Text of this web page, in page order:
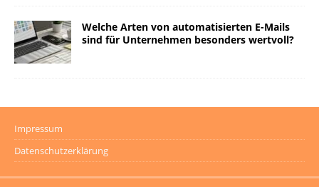
Welche Arten von automatisierten E-Mails
sind für Unternehmen besonders wertvoll?
Impressum
Datenschutzerklärung